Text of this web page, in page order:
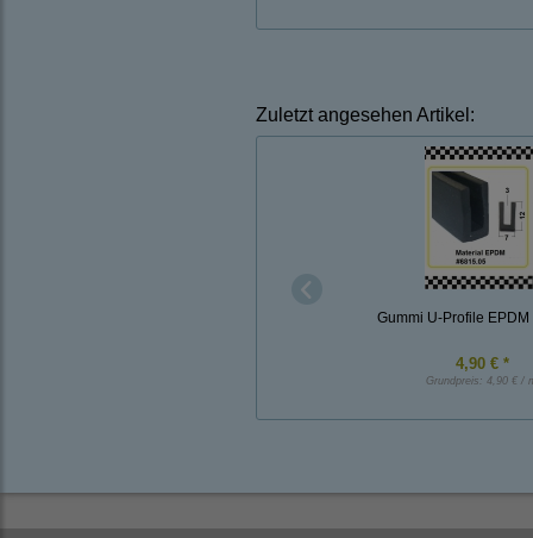
Zuletzt angesehen Artikel:
Gummi U-Profile EPDM
4,90 € *
Grundpreis: 4,90 € /